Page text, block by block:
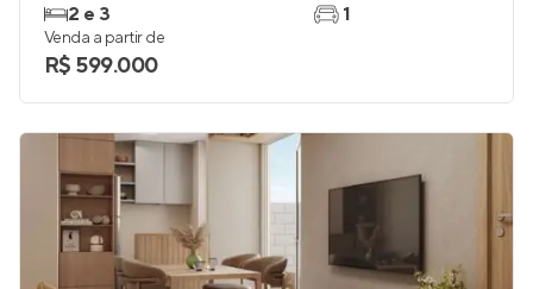
2 e 3
1
Venda a partir de
R$ 599.000